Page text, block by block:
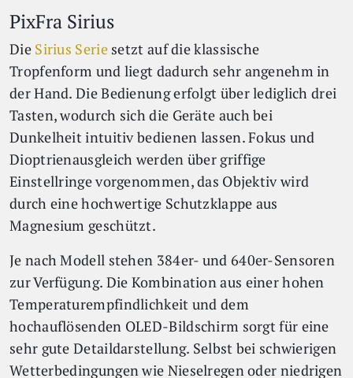
PixFra Sirius
Die Sirius Seriesetzt auf die klassische
Tropfenform und liegt dadurch sehr angenehm in
der Hand. Die Bedienung erfolgt über lediglich drei
Tasten, wodurch sich die Geräte auch bei
Dunkelheit intuitiv bedienen lassen. Fokus und
Dioptrienausgleich werden über griffige
Einstellringe vorgenommen, das Objektiv wird
durch eine hochwertige Schutzklappe aus
Magnesium geschützt.
Je nach Modell stehen 384er- und 640er-Sensoren
zur Verfügung. Die Kombination aus einer hohen
Temperaturempfindlichkeit und dem
hochauflösenden OLED-Bildschirm sorgt für eine
sehr gute Detaildarstellung. Selbst bei schwierigen
Wetterbedingungen wie Nieselregen oder niedrigen